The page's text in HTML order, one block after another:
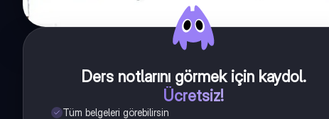
Ders notlarını görmek için kaydol.
Ücretsiz!
Tüm belgeleri görebilirsin